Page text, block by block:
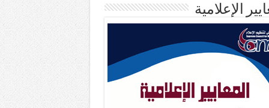
الإعلامية